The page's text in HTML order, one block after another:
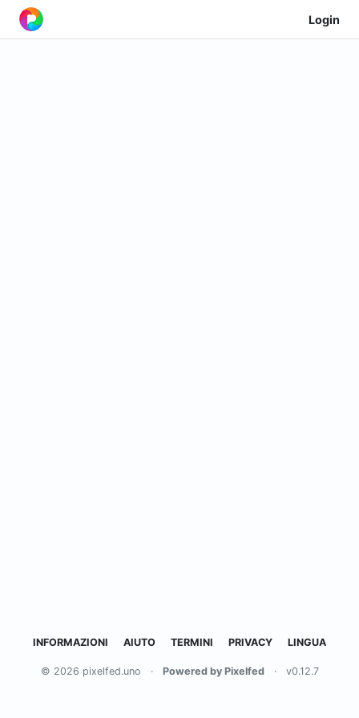
Login
INFORMAZIONI AIUTO TERMINI PRIVACY LINGUA
© 2026 pixelfed.uno · Powered by Pixelfed · v0.12.7